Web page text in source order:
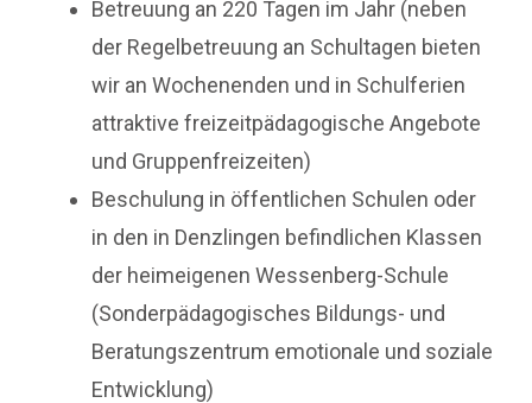
Betreuung an 220 Tagen im Jahr (neben
der Regelbetreuung an Schultagen bieten
wir an Wochenenden und in Schulferien
attraktive freizeitpädagogische Angebote
und Gruppenfreizeiten)
Beschulung in öffentlichen Schulen oder
in den in Denzlingen befindlichen Klassen
der heimeigenen Wessenberg-Schule
(Sonderpädagogisches Bildungs- und
Beratungszentrum emotionale und soziale
Entwicklung)